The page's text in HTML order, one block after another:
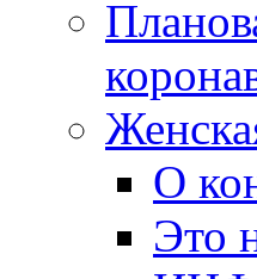
О
Это